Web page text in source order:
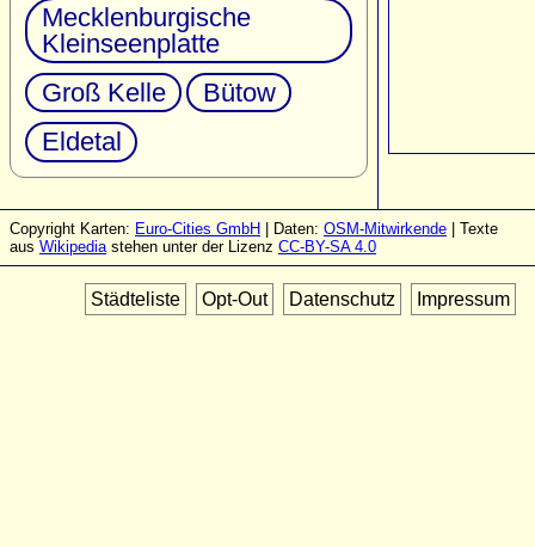
Mecklenburgische
Kleinseenplatte
Groß Kelle
Bütow
Eldetal
Copyright Karten: Euro-Cities GmbH | Daten: OSM-Mitwirkende | Texte
aus Wikipediastehen unter der Lizenz CC-BY-SA 4.0
Städteliste Opt-Out Datenschutz Impressum